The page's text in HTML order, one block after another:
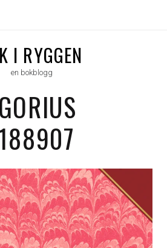
I RYGGEN
en bokblogg